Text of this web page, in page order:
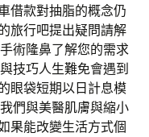
借款對抽脂的概念仍
旅行吧提出疑問請解
術隆鼻了解您的需求
技巧人生難免會遇到
眼袋短期以日計息模
們與美醫肌膚與縮小
果能改變生活方式個